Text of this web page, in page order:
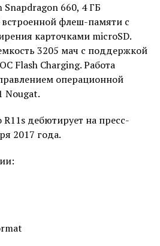
Snapdragon 660, 4 ГБ
флеш-памяти с
карточками microSD.
3205 мач с поддержкой
Flash Charging. Работа
операционной
Nougat.
дебютирует на пресс-
2017 года.